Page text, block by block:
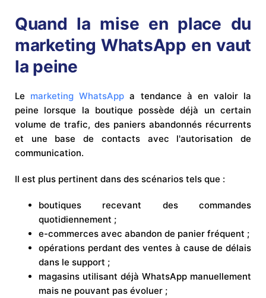
Quand la mise en place du
marketing WhatsApp en vaut
la peine
Le marketing WhatsApp a tendance à en valoir la
peine lorsque la boutique possède déjà un certain
volume de trafic, des paniers abandonnés récurrents
et une base de contacts avec l'autorisation de
communication.
Il est plus pertinent dans des scénarios tels que :
boutiques recevant des commandes
quotidiennement ;
e-commerces avec abandon de panier fréquent ;
opérations perdant des ventes à cause de délais
dans le support ;
magasins utilisant déjà WhatsApp manuellement
mais ne pouvant pas évoluer ;